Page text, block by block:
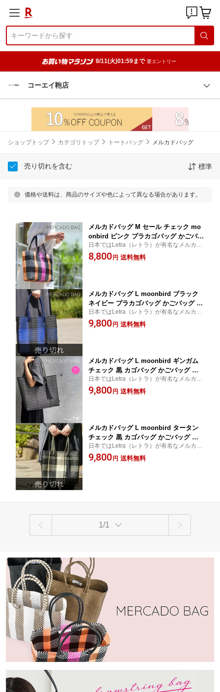
8/11(火)01:59まで 要エントリー
コーエイ鞄店
ショップトップ カテゴリトップ トートバッグ メルカドバッグ
売り切れを含む 標準
価格や送料は、商品のサイズや色によって異なる場合があります。
メルカドバッグ M セール チェック mo
onbird ピンク プラカゴバッグ かごバッ
グ ビニール トートバッグ マルシェバッ
グ プールバッグ 夏 大きめ 大容量 軽量
日本ではLetra（レトラ）が有名なメルカド
バッグ。メキシコ生まれのおしゃれなかご
バッグ。軽量かつ大容量で丈夫♪リサイクル
8,800円 送料無料
メルカドバッグ L moonbird ブラック
ネイビー プラカゴバッグ かごバッグ ビ
ニール トートバッグ マルシェバッグ プ
ールバッグ 夏 大きめ 大容量 軽量 軽い
日本ではLetra（レトラ）が有名なメルカド
バッグ。メキシコ生まれのおしゃれなかご
バッグで、軽量かつ大容量で丈夫♪リサイク
9,800円 送料無料
メルカドバッグ L moonbird ギンガム
チェック 黒 カゴバッグ かごバッグ ビ
ニール トートバッグ マルシェバッグ プ
ールバッグ 夏 大きめ 大容量 軽量 軽い
日本ではLetra（レトラ）が有名なメルカド
バッグ。メキシコ生まれのおしゃれなかご
バッグ。軽量かつ大容量で丈夫♪リサイクル
9,800円 送料無料
メルカドバッグ L moonbird タータン
チェック 黒 カゴバッグ かごバッグ ビ
ニール トートバッグ マルシェバッグ プ
ールバッグ 夏 大きめ 大容量 軽量 軽い
日本ではLetra（レトラ）が有名なメルカド
バッグ。メキシコ生まれのおしゃれなかご
バッグ。軽量かつ大容量で丈夫♪リサイクル
9,800円 送料無料
1/1